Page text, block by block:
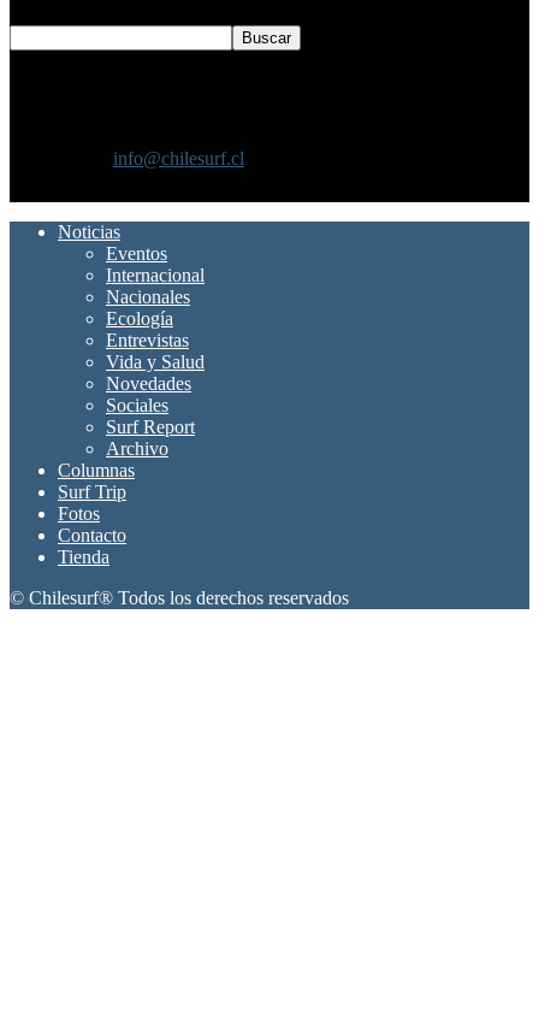
info@chilesurf.cl
Noticias
Eventos
Internacional
Nacionales
Ecología
Entrevistas
Vida y Salud
Novedades
Sociales
Surf Report
Archivo
Columnas
Surf Trip
Fotos
Contacto
Tienda
© Chilesurf® Todos los derechos reservados